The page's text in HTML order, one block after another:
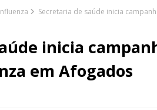
Secretaria de saúde inicia
inicia
em Afogados